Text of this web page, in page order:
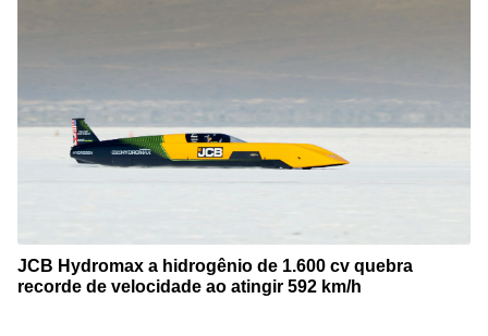
JCB Hydromax a hidrogênio de 1.600 cv quebra
recorde de velocidade ao atingir 592 km/h